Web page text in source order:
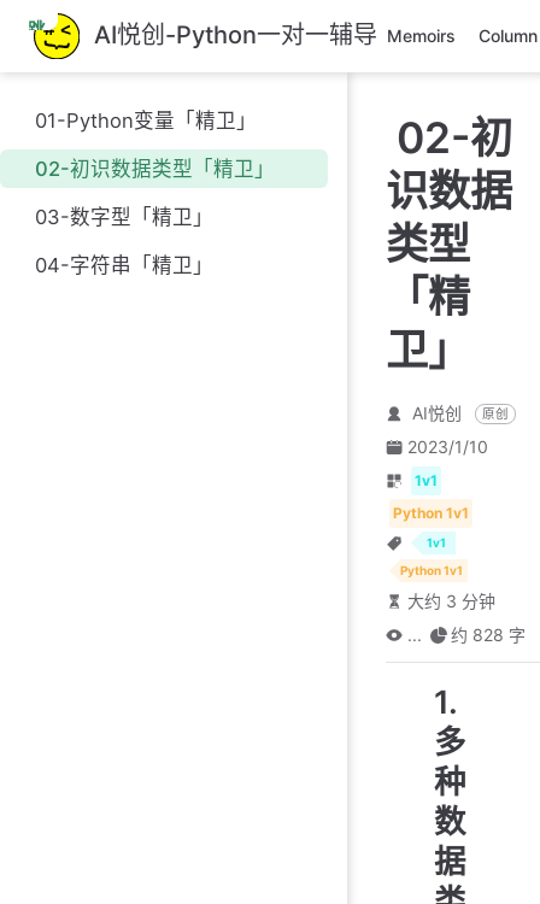
跳
至
主
內
容
AI悦创-Python一对一辅导 Memoirs Column
01-Python变量「精卫」
02-初识数据类型「精卫」
03-数字型「精卫」
04-字符串「精卫」
02-初
识数据
类型
「精
卫」
AI悦创 原创
2023/1/10
1v1
Python 1v1
1v1
Python 1v1
大约 3 分钟
...
约 828 字
1.
多
种
数
据